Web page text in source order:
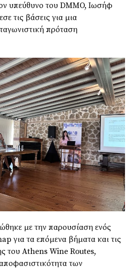
υπεύθυνο του DMMO, Ιωσήφ
τις βάσεις για μια
πρόταση
με την παρουσίαση ενός
για τα επόμενα βήματα και τις
του Athens Wine Routes,
των